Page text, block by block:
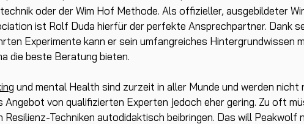
oder der Wim Hof Methode. Als offizieller, ausgebildeter
ist Rolf Duda hierfür der perfekte Ansprechpartner. Dank
Experimente kann er sein umfangreiches Hintergrundwissen
die beste Beratung bieten.
und mental Health sind zurzeit in aller Munde und werden
von qualifizierten Experten jedoch eher gering. Zu oft
Resilienz-Techniken autodidaktisch beibringen. Das will Peakwolf